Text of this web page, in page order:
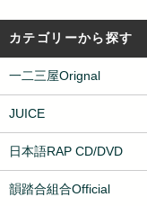
カテゴリーから探す
一二三屋Orignal
JUICE
日本語RAP CD/DVD
韻踏合組合Official